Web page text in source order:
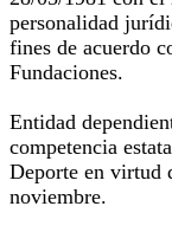
personalidad
fines de acuerdo
Fundaciones.
Entidad
competencia
Deporte en virtud
noviembre.